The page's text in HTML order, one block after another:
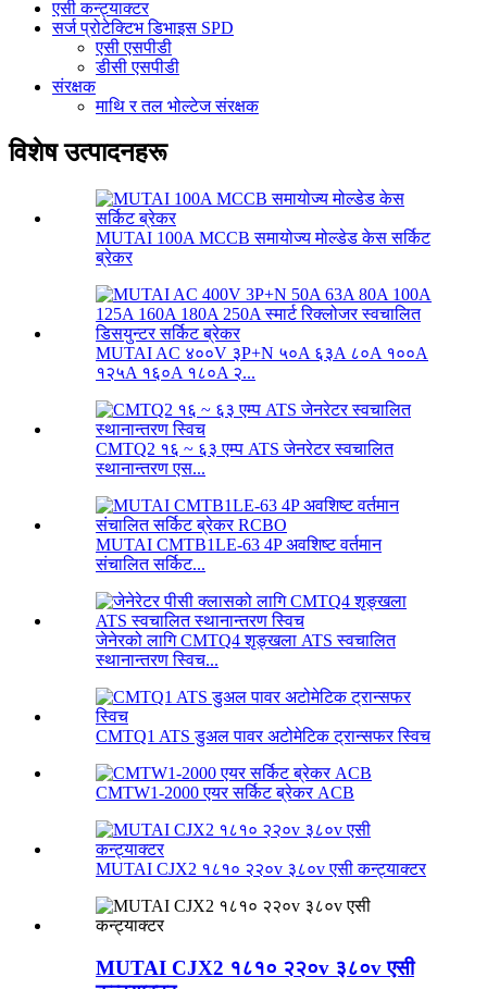
एसी कन्ट्याक्टर
सर्ज प्रोटेक्टिभ डिभाइस SPD
एसी एसपीडी
डीसी एसपीडी
संरक्षक
माथि र तल भोल्टेज संरक्षक
विशेष उत्पादनहरू
MUTAI 100A MCCB समायोज्य मोल्डेड केस सर्किट
ब्रेकर
MUTAI AC ४००V ३P+N ५०A ६३A ८०A १००A
१२५A १६०A १८०A २...
CMTQ2 १६ ~ ६३ एम्प ATS जेनरेटर स्वचालित
स्थानान्तरण एस...
MUTAI CMTB1LE-63 4P अवशिष्ट वर्तमान
संचालित सर्किट...
जेनेरको लागि CMTQ4 शृङ्खला ATS स्वचालित
स्थानान्तरण स्विच...
CMTQ1 ATS डुअल पावर अटोमेटिक ट्रान्सफर स्विच
CMTW1-2000 एयर सर्किट ब्रेकर ACB
MUTAI CJX2 १८१० २२०v ३८०v एसी कन्ट्याक्टर
MUTAI CJX2 १८१० २२०v ३८०v एसी